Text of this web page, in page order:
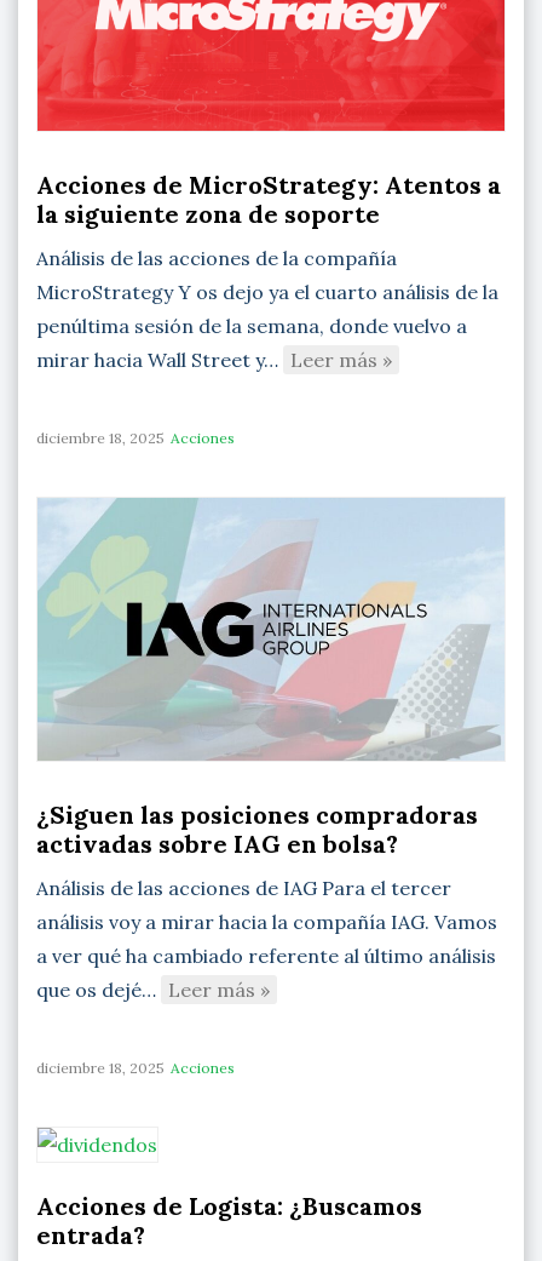
Acciones de MicroStrategy: Atentos a
la siguiente zona de soporte
Análisis de las acciones de la compañía
MicroStrategy Y os dejo ya el cuarto análisis de la
penúltima sesión de la semana, donde vuelvo a
mirar hacia Wall Street y… Leer más »
diciembre 18, 2025 Acciones
¿Siguen las posiciones compradoras
activadas sobre IAG en bolsa?
Análisis de las acciones de IAG Para el tercer
análisis voy a mirar hacia la compañía IAG. Vamos
a ver qué ha cambiado referente al último análisis
que os dejé… Leer más »
diciembre 18, 2025 Acciones
Acciones de Logista: ¿Buscamos
entrada?